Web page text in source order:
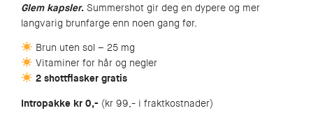
Glem kapsler. Summershot gir deg en dypere og mer
langvarig brunfarge enn noen gang før.
Brun uten sol – 25 mg
Vitaminer for hår og negler
2 shottflasker gratis
Intropakke kr 0,- (kr 99,- i fraktkostnader)